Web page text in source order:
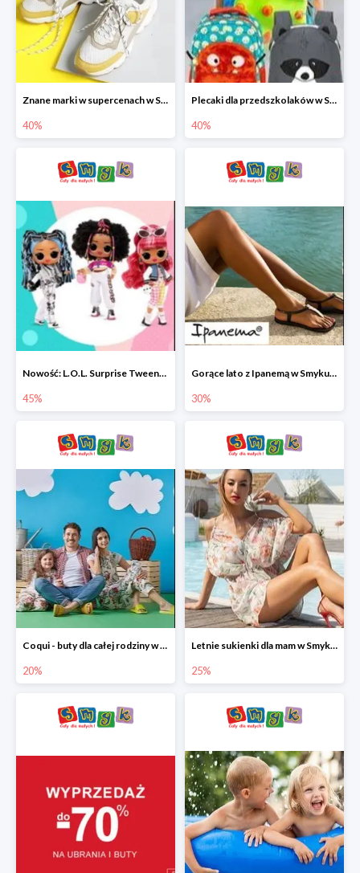
Znane marki w supercenach w Smyku - buty do -40%
40%
Plecaki dla przedszkolaków w Smyku do -40%
40%
Nowość: L.O.L. Surprise Tweens Doll w Smyku do -45%
45%
Gorące lato z Ipanemą w Smyku do -30%
30%
Coqui - buty dla całej rodziny w Smyku do -20%
20%
Letnie sukienki dla mam w Smyku do -25%
25%